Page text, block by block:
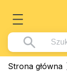
Książki
Strona główna